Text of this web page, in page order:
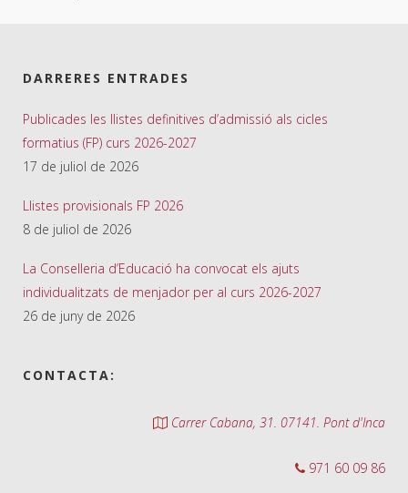
DARRERES ENTRADES
Publicades les llistes definitives d’admissió als cicles
formatius (FP) curs 2026-2027
17 de juliol de 2026
Llistes provisionals FP 2026
8 de juliol de 2026
La Conselleria d’Educació ha convocat els ajuts
individualitzats de menjador per al curs 2026-2027
26 de juny de 2026
CONTACTA:
Carrer Cabana, 31. 07141. Pont d'Inca
971 60 09 86